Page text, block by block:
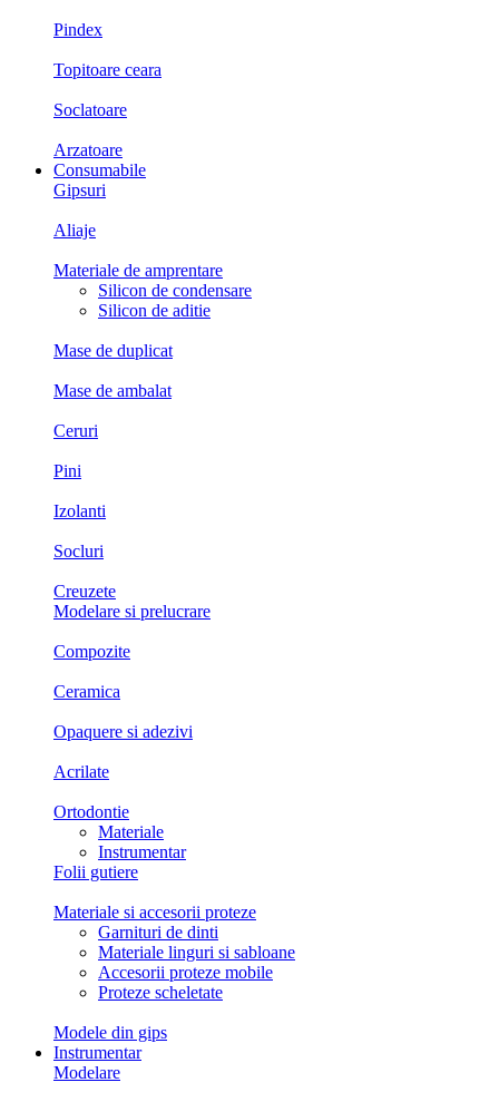
Pindex
Topitoare ceara
Soclatoare
Arzatoare
Consumabile
Gipsuri
Aliaje
Materiale de amprentare
Silicon de condensare
Silicon de aditie
Mase de duplicat
Mase de ambalat
Ceruri
Pini
Izolanti
Socluri
Creuzete
Modelare si prelucrare
Compozite
Ceramica
Opaquere si adezivi
Acrilate
Ortodontie
Materiale
Instrumentar
Folii gutiere
Materiale si accesorii proteze
Garnituri de dinti
Materiale linguri si sabloane
Accesorii proteze mobile
Proteze scheletate
Modele din gips
Instrumentar
Modelare